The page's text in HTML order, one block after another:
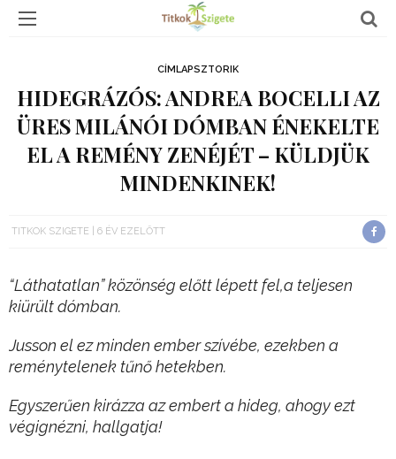
CÍMLAPSZTORIK
HIDEGRÁZÓS: ANDREA BOCELLI AZ
ÜRES MILÁNÓI DÓMBAN ÉNEKELTE
EL A REMÉNY ZENÉJÉT – KÜLDJÜK
MINDENKINEK!
TITKOK SZIGETE 6 ÉV EZELŐTT
“Láthatatlan” közönség előtt lépett fel,a teljesen
kiürült dómban.
Jusson el ez minden ember szívébe, ezekben a
reménytelenek tűnő hetekben.
Egyszerűen kirázza az embert a hideg, ahogy ezt
végignézni, hallgatja!